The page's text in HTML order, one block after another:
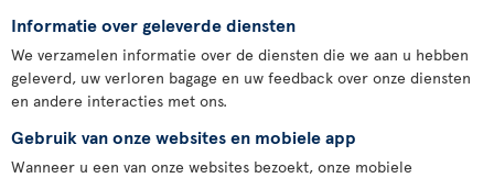
Informatie over geleverde diensten
We verzamelen informatie over de diensten die we aan u hebben
geleverd, uw verloren bagage en uw feedback over onze diensten
en andere interacties met ons.
Gebruik van onze websites en mobiele app
Wanneer u een van onze websites bezoekt, onze mobiele